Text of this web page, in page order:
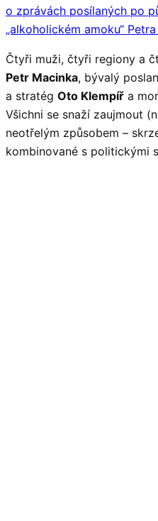
o zprávách posílaných po
„alkoholickém amoku“
Čtyři muži, čtyři regiony a
Petr Macinka, bývalý
a stratég Oto Klempíř a
Všichni se snaží zaujmout
neotřelým způsobem –
kombinované s politickými